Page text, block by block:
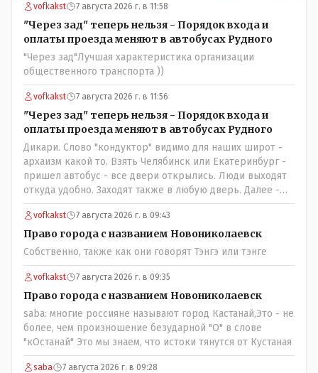
vofkakst 7 августа 2026 г. в 11:58
"Через зад" теперь нельзя - Порядок входа и
оплаты проезда меняют в автобусах Рудного
"Через зад"Лучшая характеристика организации
общественного транспорта ))
vofkakst 7 августа 2026 г. в 11:56
"Через зад" теперь нельзя - Порядок входа и
оплаты проезда меняют в автобусах Рудного
Дикари. Слово "кондуктор" видимо для наших широт -
архаизм какой то. Взять Челябинск или Екатеринбург -
пришел автобус - все двери открылись. Люди выходят
откуда удобно. Заходят также в любую дверь. Далее -
либо платишь сам (у каждой двери есть валидатор),
либо кондуктор подойдет с терминалом. Водитель
разгружен от вопросов оплаты, полностью
сконцентрировавшись на управлении автобусом.
Кондуктор - помимо удобства - несомненно рабочие
места. Сколько людей можно трудоустроить? Но зачем,
когда водитель должен и на дорогу смотреть, и оплату
контролировать , и (в редких случаях оплаты наличкой)
сдачу выдавать. У нас прогресс почему-то идет с
регрессом рука об руку. Любую хорошую задумку
умудряемся похерить(
vofkakst 7 августа 2026 г. в 09:43
Право города с названием Новониколаевск
Собственно, также как они говорят Тэнгэ или тэнге
vofkakst 7 августа 2026 г. в 09:35
Право города с названием Новониколаевск
saba: многие россияне называют город Кастанай,Это - не
более, чем произношение безударной "О" в слове
"кОстанай" Это мы знаем, что истоки тянутся от Кустаная
saba 7 августа 2026 г. в 09:28